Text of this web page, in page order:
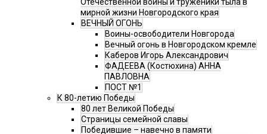
Отечественной войны и труженики тыла в
мирной жизни Новгородского края
ВЕЧНЫЙ ОГОНЬ
Воины-освободители Новгорода
Вечный огонь в Новгородском кремле
Каберов Игорь Александрович
ФАДЕЕВА (Костюхина) АННА
ПАВЛОВНА
ПОСТ №1
К 80-летию Победы
80 лет Великой Победы
Страницы семейной славы
Победившие – навечно в памяти